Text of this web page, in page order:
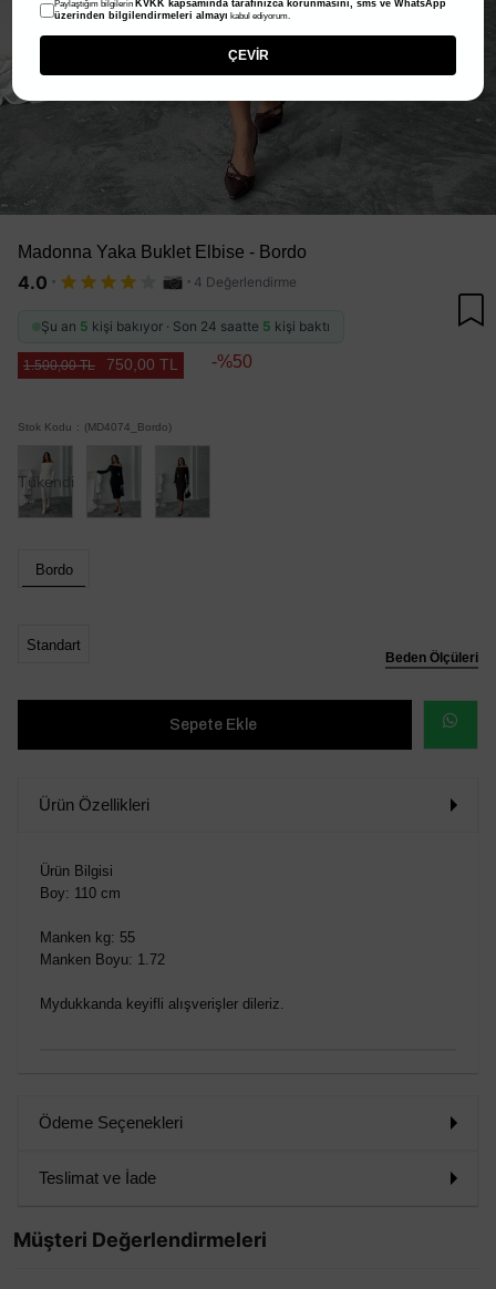
Madonna Yaka Buklet Elbise - Bordo
4.0 · · 4 Değerlendirme
Şu an 5 kişi bakıyor · Son 24 saatte 5 kişi baktı
1.500,00 TL 750,00 TL 50
Stok Kodu (MD4074_Bordo)
Tükendi
Beden Ölçüleri
Bordo
Standart
SİPARİŞ
Ürün Özellikleri
Ürün Bilgisi
Boy: 110 cm
Manken kg: 55
Manken Boyu: 1.72
Mydukkanda keyifli alışverişler dileriz.
Ödeme Seçenekleri
Teslimat ve İade
Müşteri Değerlendirmeleri
Paylaştığım bilgilerin KVKK kapsamında tarafınızca korunmasını, sms ve WhatsApp
üzerinden bilgilendirmeleri almayı kabul ediyorum.
ÇEVİR